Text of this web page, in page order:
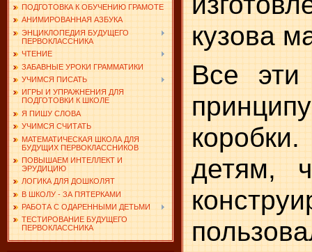
ПОДГОТОВКА К ОБУЧЕНИЮ ГРАМОТЕ
АНИМИРОВАННАЯ АЗБУКА
ЭНЦИКЛОПЕДИЯ БУДУЩЕГО
ПЕРВОКЛАССНИКА
ЧТЕНИЕ
ЗАБАВНЫЕ УРОКИ ГРАММАТИКИ
УЧИМСЯ ПИСАТЬ
ИГРЫ И УПРАЖНЕНИЯ ДЛЯ
ПОДГОТОВКИ К ШКОЛЕ
Я ПИШУ СЛОВА
УЧИМСЯ СЧИТАТЬ
МАТЕМАТИЧЕСКАЯ ШКОЛА ДЛЯ
БУДУЩИХ ПЕРВОКЛАССНИКОВ
ПОВЫШАЕМ ИНТЕЛЛЕКТ И
ЭРУДИЦИЮ
ЛОГИКА ДЛЯ ДОШКОЛЯТ
В ШКОЛУ - ЗА ПЯТЕРКАМИ
РАБОТА С ОДАРЕННЫМИ ДЕТЬМИ
ТЕСТИРОВАНИЕ БУДУЩЕГО
ПЕРВОКЛАССНИКА
кузова
Все эти
детям,